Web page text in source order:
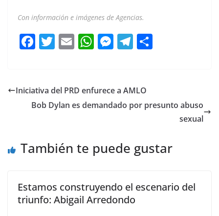
Con información e imágenes de Agencias.
F
e
b
k
T
er
E
l
W
s
A
M
e
n
T
gr
a ar
Iniciativa del PRD enfurece a AMLO
Bob Dylan es demandado por presunto abuso
sexual
También te puede gustar
Estamos construyendo el escenario del
triunfo: Abigail Arredondo